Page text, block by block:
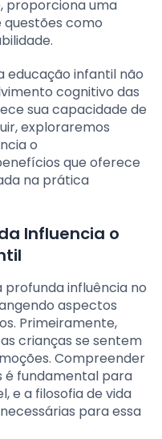
proporciona uma
como
educação infantil não
cognitivo das
sua capacidade de
exploraremos
o
que oferece
na prática
Influencia o
profunda influência no
aspectos
Primeiramente,
crianças se sentem
Compreender
é fundamental para
e a filosofia de vida
para essa